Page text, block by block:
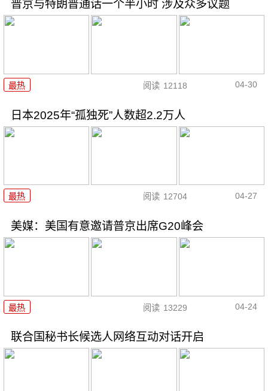
普京与特朗普通话一个半小时 涉及众多议题
最热 阅读 12118 04-30
日本2025年“孤独死”人数超2.2万人
最热 阅读 12704 04-27
美媒：美国有意邀请普京出席G20峰会
最热 阅读 13229 04-24
联合国秘书长候选人网络互动对话开启